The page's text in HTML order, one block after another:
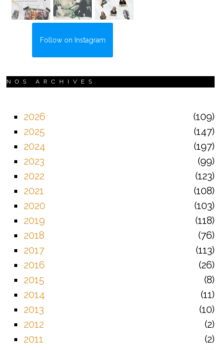
Follow on Instagram
NOS ARCHIVES
2026
109
2025
147
2024
197
2023
99
2022
123
2021
108
2020
103
2019
118
2018
76
2017
113
2016
26
2015
8
2014
11
2013
10
2012
2
2011
2